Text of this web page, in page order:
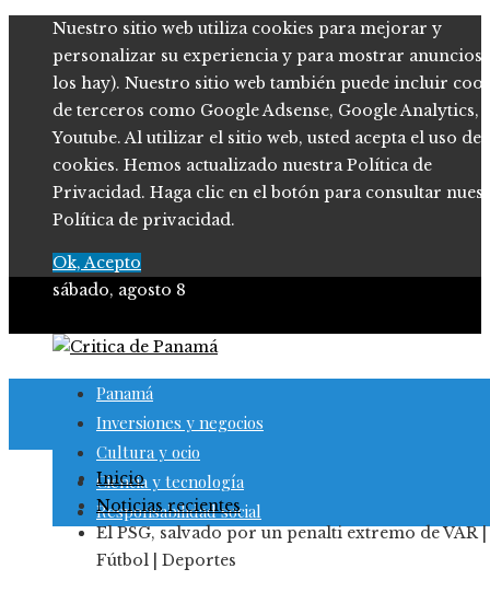
Nuestro sitio web utiliza cookies para mejorar y
personalizar su experiencia y para mostrar anuncios
los hay). Nuestro sitio web también puede incluir
de terceros como Google Adsense, Google Analytics,
Youtube. Al utilizar el sitio web, usted acepta el uso de
cookies. Hemos actualizado nuestra Política de
Privacidad. Haga clic en el botón para consultar
Política de privacidad.
Ok, Acepto
sábado, agosto 8
Panamá
Inversiones y negocios
Cultura y ocio
Ciencia y tecnología
Responsabilidad social
Inicio
Noticias recientes
El PSG, salvado por un penalti extremo de VAR |
Fútbol | Deportes